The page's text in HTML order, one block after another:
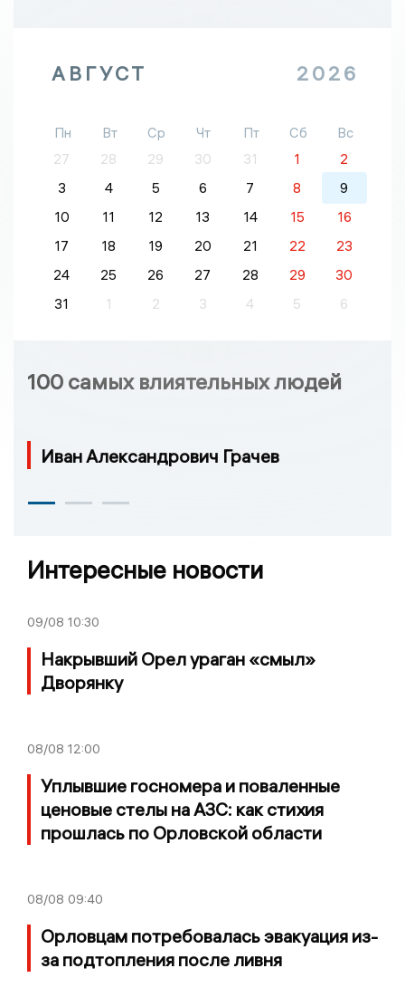
АВГУСТ 2026
Пн Вт Ср Чт Пт Сб
Вс
27
28 29 30 31 1
2
3
4 5 6 7 8
9
10
11 12 13 14 15
16
17
18 19 20 21 22
23
24
25 26 27 28 29
30
31
1 2 3 4 5 6
100 самых влиятельных людей
Иван Александрович Грачев
Интересные новости
09/08 10:30
Накрывший Орел ураган «смыл»
Дворянку
08/08 12:00
Уплывшие госномера и поваленные
ценовые стелы на АЗС: как стихия
прошлась по Орловской области
08/08 09:40
Орловцам потребовалась эвакуация из-
за подтопления после ливня